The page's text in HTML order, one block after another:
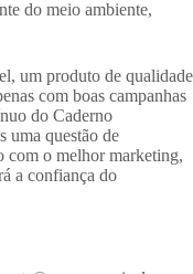
do meio ambiente,
um produto de qualidade
com boas campanhas
do Caderno
uma questão de
com o melhor marketing,
a confiança do